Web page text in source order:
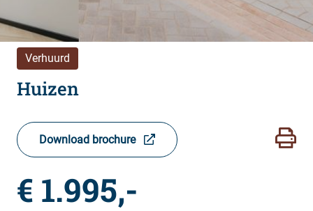
Verhuurd
Huizen
Download brochure
€ 1.995,-